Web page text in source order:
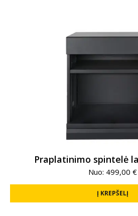
Praplatinimo spintelė
Nuo: 499,00 €
Į KREPŠELĮ